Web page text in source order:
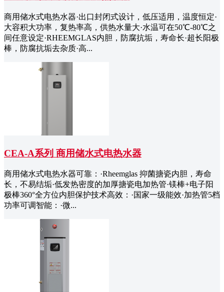
商用储水式电热水器·出口封闭式设计，低压适用，温度恒定·
大容积大功率，复热率高，供热水量大·水温可在50℃-80℃之
间任意设定·RHEEMGLAS内胆，防腐抗垢，寿命长·超长阳极
棒，防腐抗垢去杂质·高...
CEA-A系列 商用储水式电热水器
商用储水式电热水器可靠：·Rheemglas 抑菌搪瓷内胆，寿命
长，不易结垢·低发热密度的加厚搪瓷电加热管·镁棒+电子阳
极棒360°全方位内胆保护技术高效：·国家一级能效·加热管5档
功率可调智能：·微...